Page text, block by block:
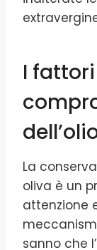
I
La
oliva è un
attenzione
sanno che